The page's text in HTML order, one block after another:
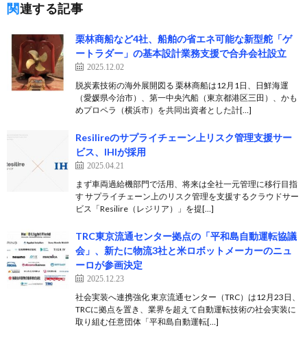
関連する記事
栗林商船など4社、船舶の省エネ可能な新型舵「ゲ
ートラダー」の基本設計業務支援で合弁会社設立
2025.12.02
脱炭素技術の海外展開図る 栗林商船は12月1日、日鮮海運
（愛媛県今治市）、第一中央汽船（東京都港区三田）、かも
めプロペラ（横浜市）を共同出資者とした計[…]
Resilireのサプライチェーン上リスク管理支援サー
ビス、IHIが採用
2025.04.21
まず車両過給機部門で活用、将来は全社一元管理に移行目指
す サプライチェーン上のリスク管理を支援するクラウドサー
ビス「Resilire（レジリア）」を提[…]
TRC東京流通センター拠点の「平和島自動運転協議
会」、新たに物流3社と米ロボットメーカーのニュ
ーロが参画決定
2025.12.23
社会実装へ連携強化 東京流通センター（TRC）は12月23日、
TRCに拠点を置き、業界を超えて自動運転技術の社会実装に
取り組む任意団体「平和島自動運転[…]